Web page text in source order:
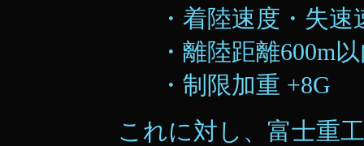
・着陸速度・失
・離陸距離600m
・制限加重 +8G
これに対し、富士重